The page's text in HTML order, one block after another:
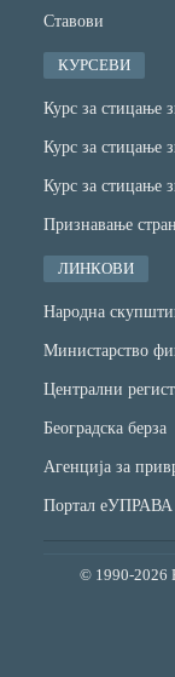
Ставови
КУРСЕВИ
Курс за стицање
Курс за стицање
Курс за стицање
Признавање
ЛИНКОВИ
Народна
Министарство
Централни
Београдска берза
Агенција за
Портал еУПРАВА
© 1990-2026